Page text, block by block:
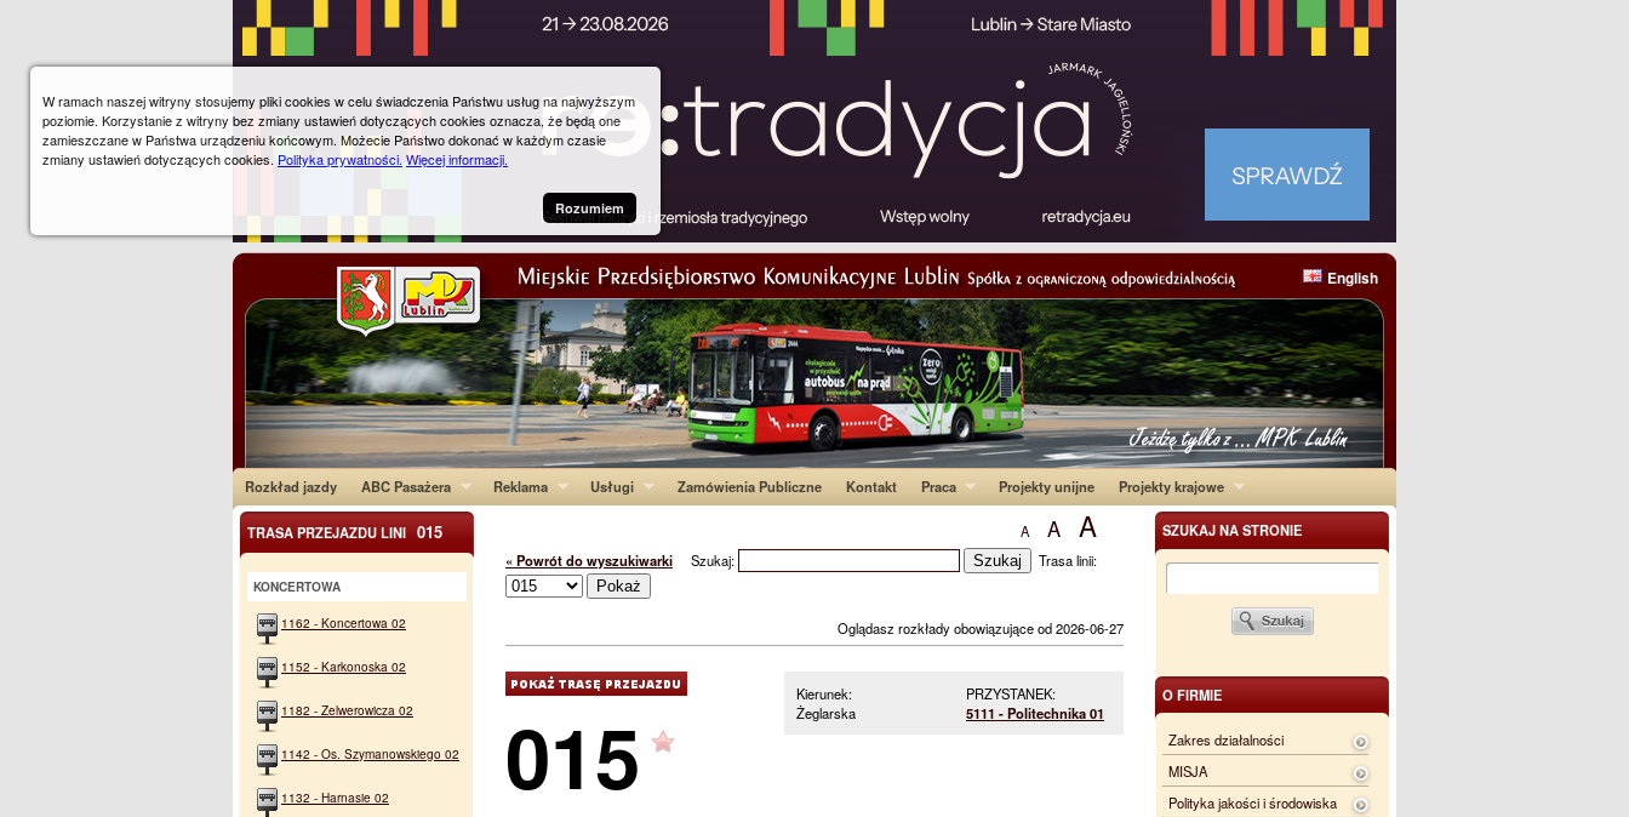
English
Rozkład jazdy ABC Pasażera Reklama Usługi Zamówienia Publiczne Kontakt Praca Projekty unijne Projekty krajowe
SZUKAJ NA STRONIE
O FIRMIE
Zakres działalności
MISJA
Polityka jakości i środowiska
A A A
« Powrót do wyszukiwarki Szukaj: Trasa linii:
Oglądasz rozkłady obowiązujące od 2026-06-27
PRZYSTANEK:
5111 - Politechnika 01
Kierunek:
Żeglarska
015
TRASA PRZEJAZDU LINI 015
KONCERTOWA
1162 - Koncertowa 02
1152 - Karkonoska 02
1182 - Zelwerowicza 02
1142 - Os. Szymanowskiego 02
1132 - Harnasie 02
W ramach naszej witryny stosujemy pliki cookies w celu świadczenia Państwu usług na najwyższym
poziomie. Korzystanie z witryny bez zmiany ustawień dotyczących cookies oznacza, że będą one
zamieszczane w Państwa urządzeniu końcowym. Możecie Państwo dokonać w każdym czasie
zmiany ustawień dotyczących cookies. Polityka prywatności. Więcej informacji.
Rozumiem